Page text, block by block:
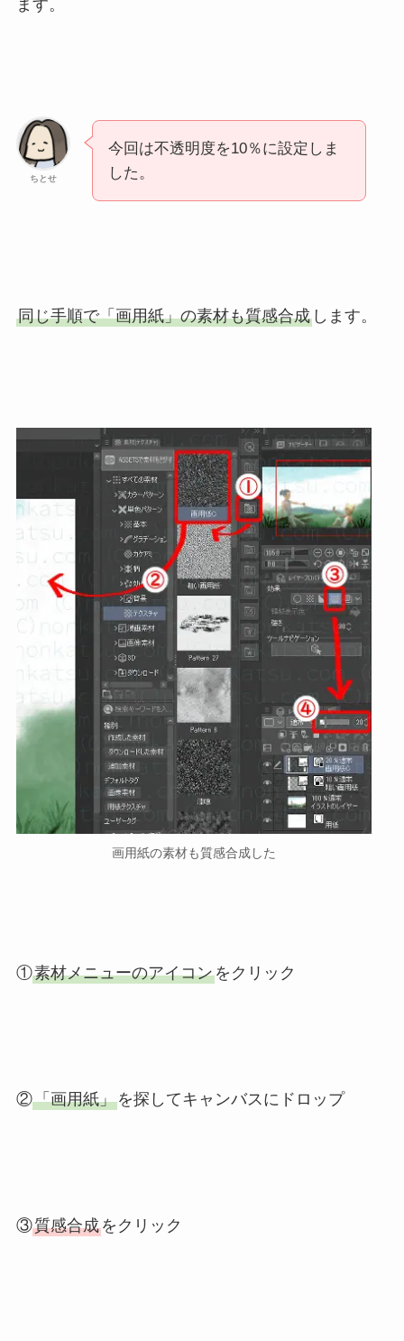
ます。
ちとせ
今回は不透明度を10％に設定しま
した。
同じ手順で「画用紙」の素材も質感合成します。
画用紙の素材も質感合成した
①素材メニューのアイコンをクリック
②「画用紙」を探してキャンバスにドロップ
③質感合成をクリック